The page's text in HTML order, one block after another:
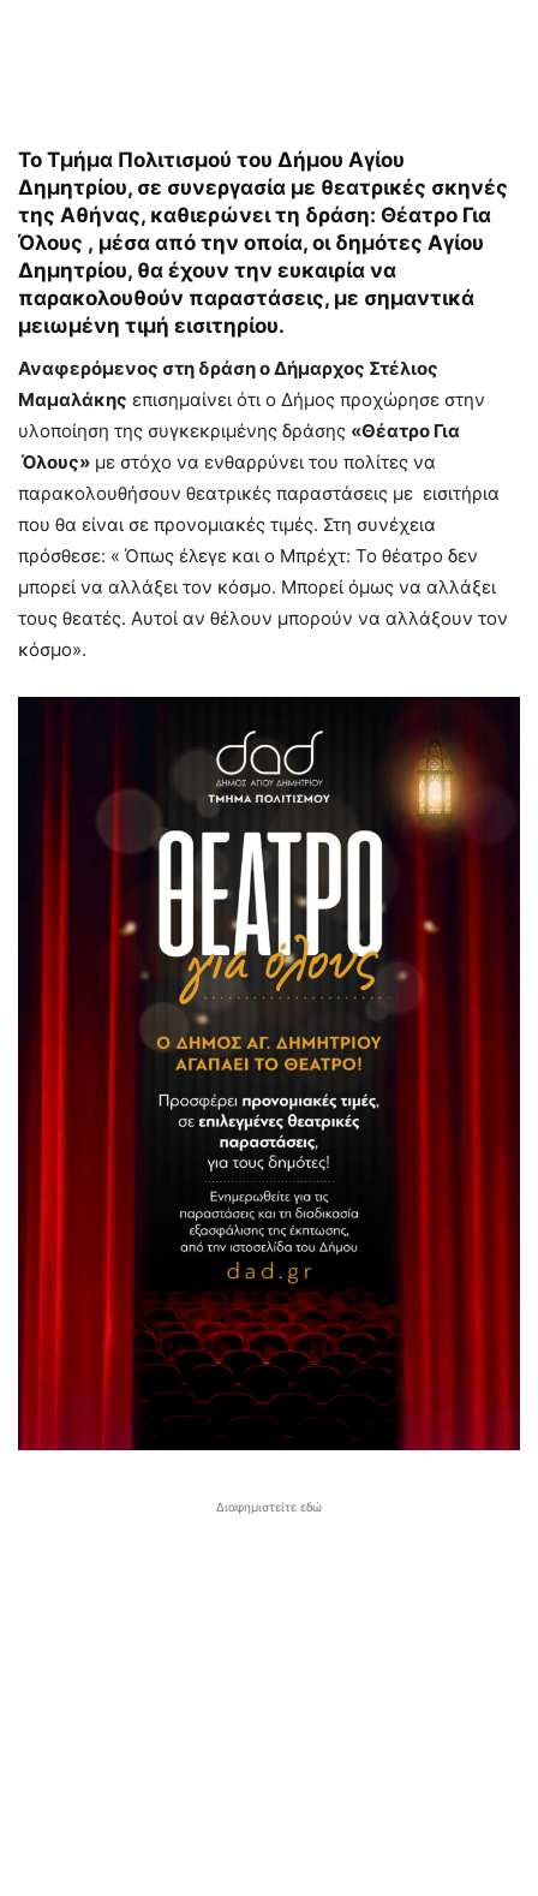
Το Τμήμα Πολιτισμού του Δήμου Αγίου
Δημητρίου, σε συνεργασία με θεατρικές σκηνές
της Αθήνας, καθιερώνει τη δράση: Θέατρο Για
Όλους , μέσα από την οποία, οι δημότες Αγίου
Δημητρίου, θα έχουν την ευκαιρία να
παρακολουθούν παραστάσεις, με σημαντικά
μειωμένη τιμή εισιτηρίου.
Αναφερόμενος στη δράση ο Δήμαρχος Στέλιος
Μαμαλάκης επισημαίνει ότι ο Δήμος προχώρησε στην
υλοποίηση της συγκεκριμένης δράσης «Θέατρο Για
Όλους» με στόχο να ενθαρρύνει του πολίτες να
παρακολουθήσουν θεατρικές παραστάσεις με εισιτήρια
που θα είναι σε προνομιακές τιμές. Στη συνέχεια
πρόσθεσε: « Όπως έλεγε και ο Μπρέχτ: Το θέατρο δεν
μπορεί να αλλάξει τον κόσμο. Μπορεί όμως να αλλάξει
τους θεατές. Αυτοί αν θέλουν μπορούν να αλλάξουν τον
κόσμο».
Διαφημιστείτε εδώ